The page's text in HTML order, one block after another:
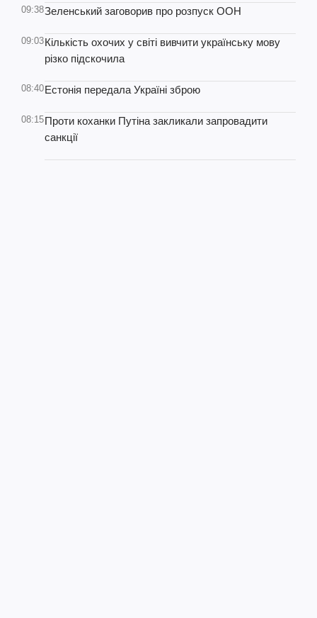
09:38Зеленський заговорив про розпуск ООН
09:03Кількість охочих у світі вивчити українську мову
різко підскочила
08:40Естонія передала Україні зброю
08:15Проти коханки Путіна закликали запровадити
санкції